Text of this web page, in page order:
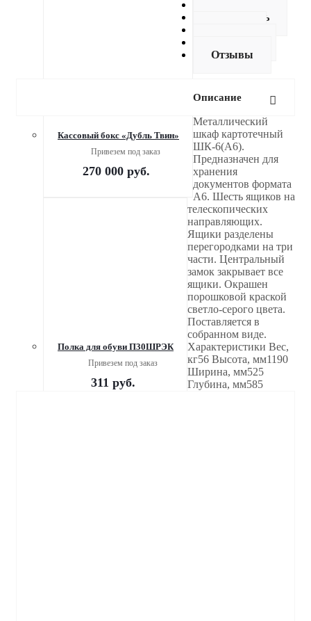
Кассовый бокс «Дубль Твин»
Привезем под заказ
270 000руб.
Полка для обуви П30ШРЭК
Привезем под заказ
311 руб.
Как купить
Отзывы
Описание
Металлический
шкаф картотечный
ШК-6(A6).
Предназначен для
хранения
документов формата
А6. Шесть ящиков на
телескопических
направляющих.
Ящики разделены
перегородками на три
части. Центральный
замок закрывает все
ящики. Окрашен
порошковой краской
светло-серого цвета.
Поставляется в
собранном виде.
Характеристики Вес,
кг56 Высота, мм1190
Ширина, мм525
Глубина, мм585